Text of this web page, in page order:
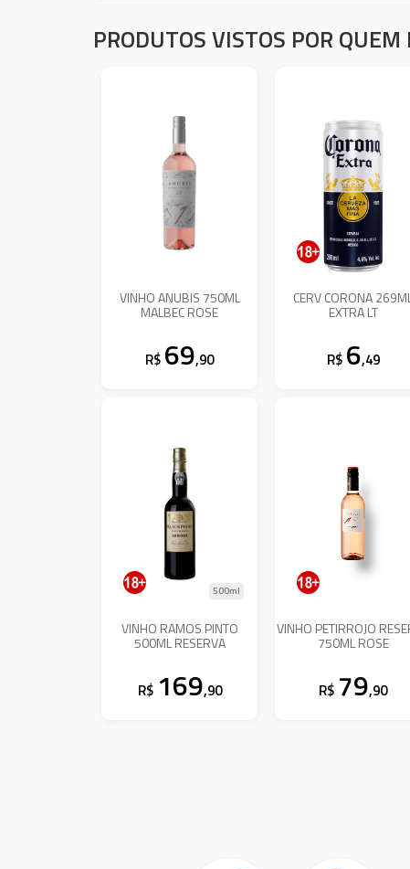
PRODUTOS VISTOS POR
VINHO ANUBIS 750ML
MALBEC ROSE
R$ 69,90
CERV CORONA
EXTRA LT
R$ 6,49
VINHO RAMOS PINTO
500ML RESERVA
500ml
R$ 169,90
VINHO PETIRROJO
750ML ROSE
R$ 79,90